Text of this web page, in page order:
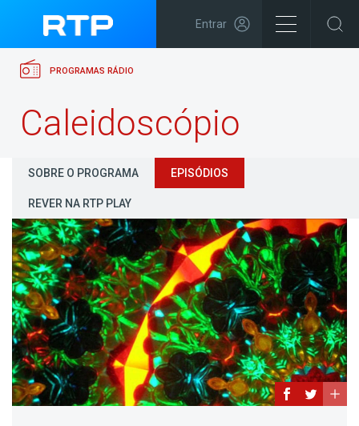
Entrar
PROGRAMAS RÁDIO
Caleidoscópio
SOBRE O PROGRAMA EPISÓDIOS
REVER NA RTP PLAY